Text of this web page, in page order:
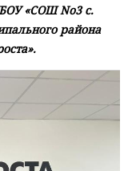
«СОШ No3 с.
района